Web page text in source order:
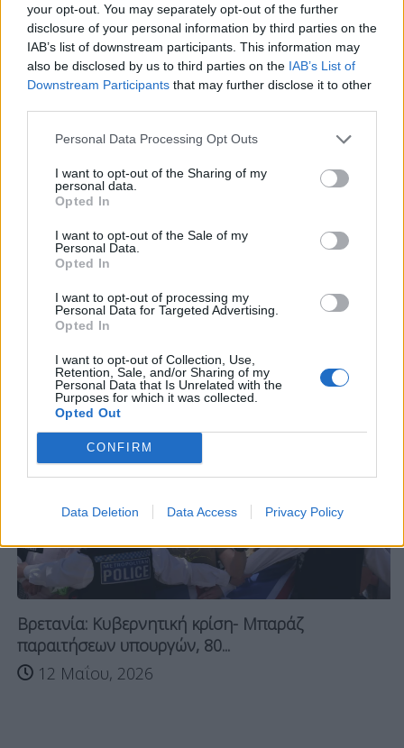
your opt-out. You may separately opt-out of the further
disclosure of your personal information by third parties on the
IAB’s list of downstream participants. This information may
also be disclosed by us to third parties on the IAB’s List of
Downstream Participants that may further disclose it to other
Personal Data Processing Opt Outs
I want to opt-out of the Sharing of my
personal data.
Opted In
I want to opt-out of the Sale of my
Personal Data.
Opted In
I want to opt-out of processing my
Personal Data for Targeted Advertising.
Opted In
I want to opt-out of Collection, Use,
Retention, Sale, and/or Sharing of my
Personal Data that Is Unrelated with the
Purposes for which it was collected.
Opted Out
CONFIRM
Data Deletion Data Access Privacy Policy
»Εξάλλου, αυτό αποδεικνύεται εκ του
αποτελέσματος. Εύχομαι ό,τι καλύτερο για τον
Γιώργο σε προσωπικό και καλλιτεχνικό επίπεδο».
Facebook Share on X Bluesky
Copy Link
Tags: Γιώργος Μαζωνάκης
Παραίτηση
Σχετικά Άρθρα
Βρετανία: Κυβερνητική κρίση- Μπαράζ
παραιτήσεων υπουργών, 80...
12 Μαΐου, 2026